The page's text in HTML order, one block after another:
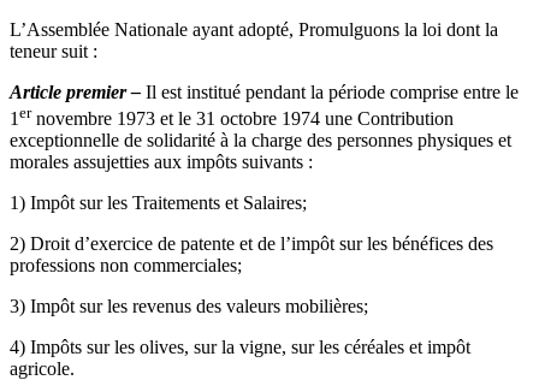
L’Assemblée Nationale ayant adopté, Promulguons la loi dont la
teneur suit :
Article premier – Il est institué pendant la période com­prise entre le
1 ernovembre 1973 et le 31 octobre 1974 une Contribution
exceptionnelle de solidarité à la charge des per­sonnes physiques et
morales assujetties aux impôts suivants :
1) Impôt sur les Traitements et Salaires;
2) Droit d’exercice de patente et de l’impôt sur les béné­fices des
professions non commerciales;
3) Impôt sur les revenus des valeurs mobilières;
4) Impôts sur les olives, sur la vigne, sur les céréales et impôt
agricole.